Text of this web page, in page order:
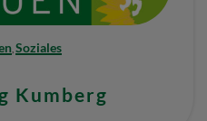
Soziales
Kumberg